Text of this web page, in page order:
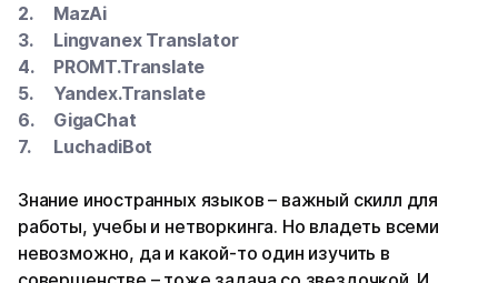
MazAi
Lingvanex Translator
PROMT.Translate
Yandex.Translate
GigaChat
LuchadiBot
Знание иностранных языков – важный скилл для
работы, учебы и нетворкинга. Но владеть всеми
невозможно, да и какой-то один изучить в